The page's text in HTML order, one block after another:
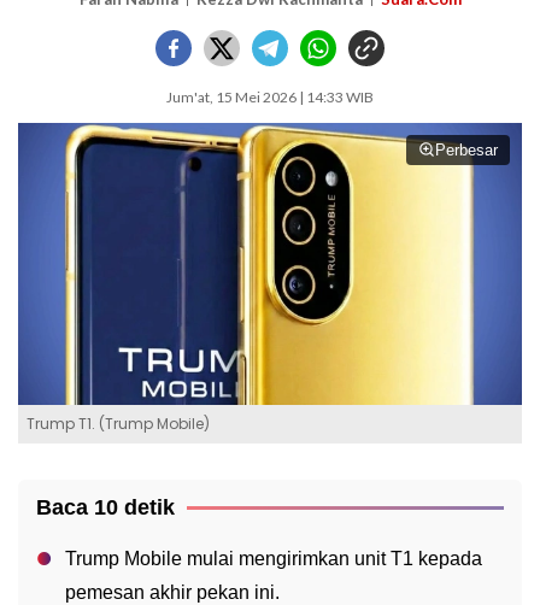
Jum'at, 15 Mei 2026 | 14:33 WIB
Perbesar
Trump T1. (Trump Mobile)
Baca 10 detik
Trump Mobile mulai mengirimkan unit T1 kepada
pemesan akhir pekan ini.